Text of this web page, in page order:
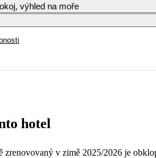
výhled na moře
hotel
v zimě 2025/2026 je